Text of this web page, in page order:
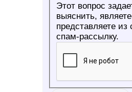
Этот вопрос
выяснить, являетесь ли Вы
представляете
спам-рассылку.